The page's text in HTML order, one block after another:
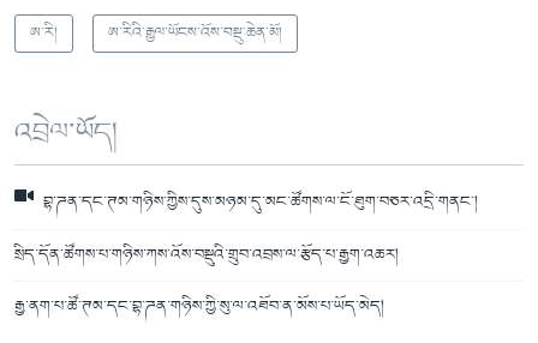
ཨ་རི། ཨ་རིའི་རྒྱལ་ཡོངས་འོས་བསྡུ་ཆེན་མོ།
འབྲེལ་ཡོད།
བྷ་ཌན་དང་ཊམ་གཉིས་ཀྱིས་དུས་མཉམ་དུ་མང་ཚོགས་ལ་ངོ་ཐུག་བཅར་འདྲི་གནང་།
སྲིད་དོན་ཚོགས་པ་གཉིས་ཀས་འོས་བསྡུའི་གྲུབ་འབྲས་ལ་རྩོད་པ་རྒྱག་འཆར།
རྒྱ་ནག་པ་ཚོ་ཊམ་དང་བྷ་ཌན་གཉིས་ཀྱི་སུ་ལ་འཐོབ་ན་མོས་པ་ཡོད་མེད།